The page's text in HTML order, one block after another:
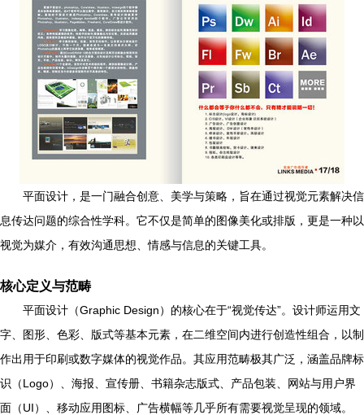
平面设计，是一门融合创意、美学与策略，旨在通过视觉元素解决信
息传达问题的综合性学科。它不仅是简单的图像美化或排版，更是一种以
视觉为媒介，有效沟通思想、情感与信息的关键工具。
核心定义与范畴
平面设计（Graphic Design）的核心在于“视觉传达”。设计师运用文
字、图形、色彩、版式等基本元素，在二维空间内进行创造性组合，以制
作出用于印刷或数字媒体的视觉作品。其应用范畴极其广泛，涵盖品牌标
识（Logo）、海报、宣传册、书籍杂志版式、产品包装、网站与用户界
面（UI）、移动应用图标、广告横幅等几乎所有需要视觉呈现的领域。